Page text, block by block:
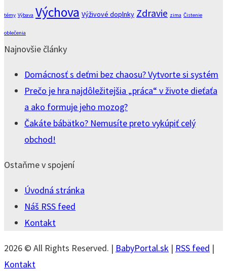
témy Výbava Výchova Výživové doplnky Zdravie zima Čistenie
oblečenia
Najnovšie články
Domácnosť s deťmi bez chaosu? Vytvorte si systém
Prečo je hra najdôležitejšia „práca“ v živote dieťaťa
a ako formuje jeho mozog?
Čakáte bábätko? Nemusíte preto vykúpiť celý
obchod!
Ostaňme v spojení
Úvodná stránka
Náš RSS feed
Kontakt
2026 © All Rights Reserved. | BabyPortal.sk | RSS feed |
Kontakt